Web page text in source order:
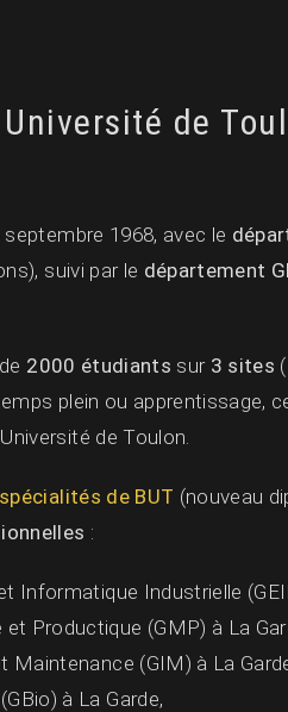
de
septembre 1968, avec le
suivi par le département
2000 étudiants sur 3 sites
plein ou apprentissage,
de Toulon.
de BUT (nouveau
:
Informatique Industrielle
Productique (GMP) à La
Maintenance (GIM) à La
à La Garde,